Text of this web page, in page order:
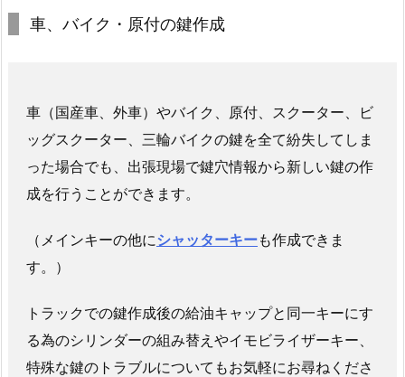
急
お
住
い
鍵
ト
ブ
ル
修
車、バイク・原付の鍵作成
車（国産車、外車）やバイク、原付、スクーター、ビ
ッグスクーター、三輪バイクの鍵を全て紛失してしま
った場合でも、出張現場で鍵穴情報から新しい鍵の作
成を行うことができます。
（メインキーの他にシャッターキーも作成できま
す。）
トラックでの鍵作成後の給油キャップと同一キーにす
る為のシリンダーの組み替えやイモビライザーキー、
特殊な鍵のトラブルについてもお気軽にお尋ねくださ